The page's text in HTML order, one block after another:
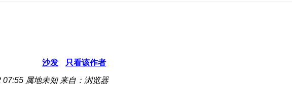
沙发 只看该作者
07:55 属地未知 来自：浏览器